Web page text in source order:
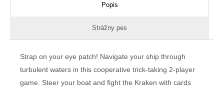
Popis
Strážny pes
Strap on your eye patch! Navigate your ship through
turbulent waters in this cooperative trick-taking 2-player
game. Steer your boat and fight the Kraken with cards